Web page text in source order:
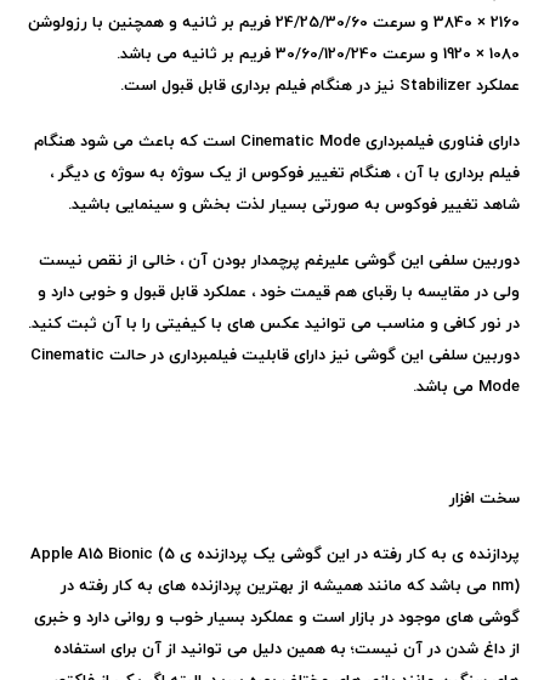
2160 × 3840 و سرعت 24/25/30/60 فریم بر ثانیه و همچنین با رزولوشن
1080 × 1920 و سرعت 30/60/120/240 فریم بر ثانیه می باشد.
عملکرد Stabilizer نیز در هنگام فیلم برداری قابل قبول است.
دارای فناوری فیلمبرداری Cinematic Mode است که باعث می شود هنگام
فیلم برداری با آن ، هنگام تغییر فوکوس از یک سوژه به سوژه ی دیگر ،
شاهد تغییر فوکوس به صورتی بسیار لذت بخش و سینمایی باشید.
دوربین سلفی این گوشی علیرغم پرچمدار بودن آن ، خالی از نقص نیست
ولی در مقایسه با رقبای هم قیمت خود ، عملکرد قابل قبول و خوبی دارد و
در نور کافی و مناسب می توانید عکس های با کیفیتی را با آن ثبت کنید.
دوربین سلفی این گوشی نیز دارای قابلیت فیلمبرداری در حالت Cinematic
Mode می باشد.
سخت افزار
پردازنده ی به کار رفته در این گوشی یک پردازنده ی Apple A15 Bionic (5
nm) می باشد که مانند همیشه از بهترین پردازنده های به کار رفته در
گوشی های موجود در بازار است و عملکرد بسیار خوب و روانی دارد و خبری
از داغ شدن در آن نیست؛ به همین دلیل می توانید از آن برای استفاده